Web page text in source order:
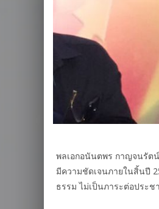
พลเอกอนันตพร กาญจนรัต
มีความชัดเจนภายในสิ้นปี
ธรรม ไม่เป็นภาระต่อประ